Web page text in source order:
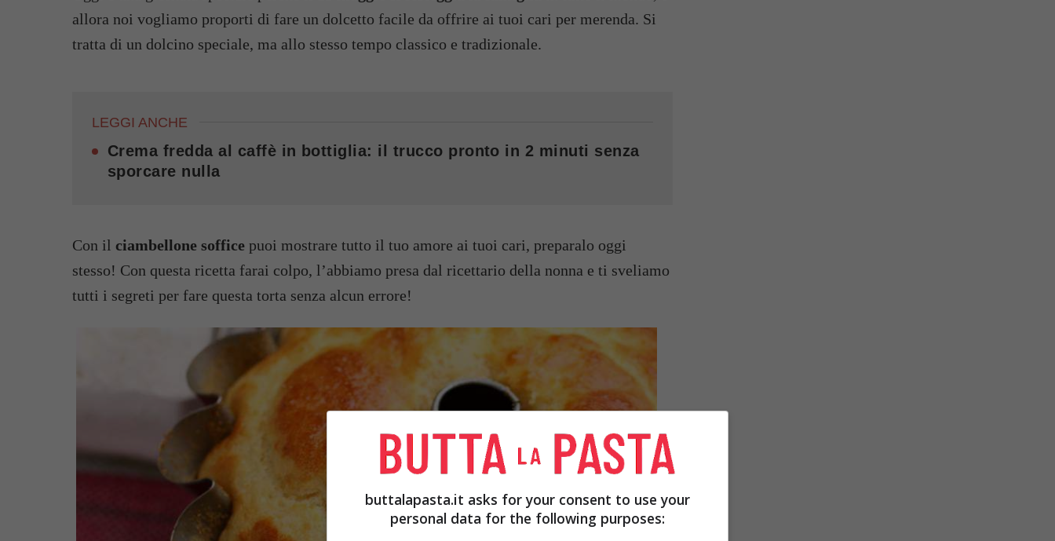
allora noi vogliamo proporti di fare un dolcetto facile da offrire ai tuoi cari per merenda. Si
tratta di un dolcino speciale, ma allo stesso tempo classico e tradizionale.
LEGGI ANCHE
Crema fredda al caffè in bottiglia: il trucco pronto in 2 minuti senza
sporcare nulla
Con il ciambellone soffice puoi mostrare tutto il tuo amore ai tuoi cari, preparalo oggi
stesso! Con questa ricetta farai colpo, l’abbiamo presa dal ricettario della nonna e ti sveliamo
tutti i segreti per fare questa torta senza alcun errore!
buttalapasta.it asks for your consent to use your
personal data for the following purposes: